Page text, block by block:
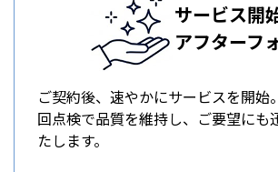
サービス開
アフターフ
ご契約後、速やかにサービスを開始
回点検で品質を維持し、ご要望にも
たします。